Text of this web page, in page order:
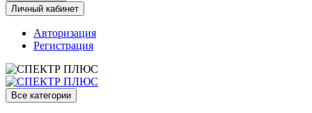
Личный кабинет
Авторизация
Регистрация
Все категории